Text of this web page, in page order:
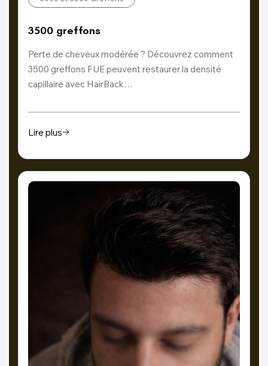
3500 greffons
Perte de cheveux modérée ? Découvrez comment
3500 greffons FUE peuvent restaurer la densité
capillaire avec HairBack…
Lire plus